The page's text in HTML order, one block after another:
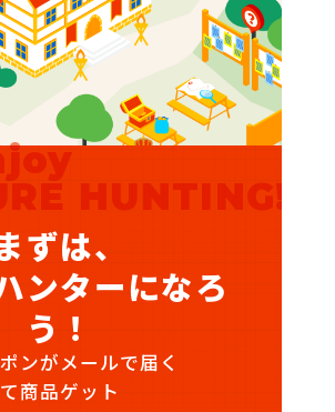
HUNTING!
ずは、
ンターになろ
う！
ンがメールで届く
商品ゲット